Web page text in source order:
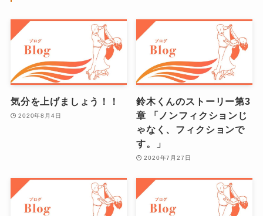
気分を上げましょう！！
2020年8月4日
鈴木くんのストーリー第3
章 「ノンフィクションじ
ゃなく、フィクションで
す。」
2020年7月27日